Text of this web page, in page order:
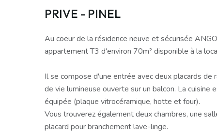
PRIVE - PINEL
Au coeur de la résidence neuve et sécurisée
appartement T3 d'environ 70m² disponible à la
Il se compose d'une entrée avec deux placards de
de vie lumineuse ouverte sur un balcon. La cuisine
équipée (plaque vitrocéramique, hotte et four).
Vous trouverez également deux chambres, une
placard pour branchement lave-linge.